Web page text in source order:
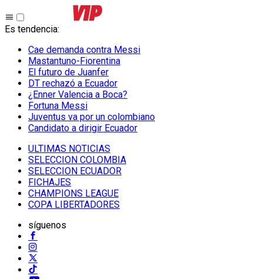
Es tendencia:
Cae demanda contra Messi
Mastantuno-Fiorentina
El futuro de Juanfer
DT rechazó a Ecuador
¿Enner Valencia a Boca?
Fortuna Messi
Juventus va por un colombiano
Candidato a dirigir Ecuador
ULTIMAS NOTICIAS
SELECCION COLOMBIA
SELECCION ECUADOR
FICHAJES
CHAMPIONS LEAGUE
COPA LIBERTADORES
síguenos